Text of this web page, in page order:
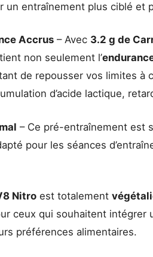
un entraînement plus ciblé et
Accrus – Avec 3.2 g de
non seulement l’
de repousser vos limites à
d’acide lactique,
– Ce pré-entraînement est
pour les séances
Nitro est totalement
ceux qui souhaitent intégrer
préférences alimentaires.